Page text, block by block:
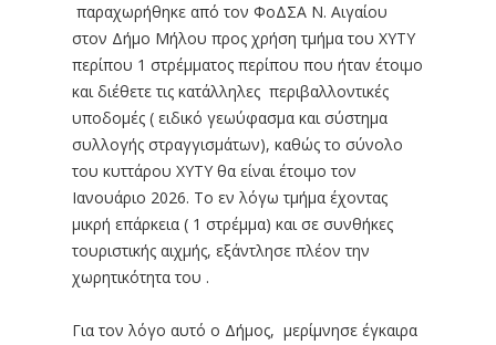
παραχωρήθηκε από τον ΦοΔΣΑ Ν. Αιγαίου
στον Δήμο Μήλου προς χρήση τμήμα του ΧΥΤΥ
περίπου 1 στρέμματος περίπου που ήταν έτοιμο
και διέθετε τις κατάλληλες περιβαλλοντικές
υποδομές ( ειδικό γεωύφασμα και σύστημα
συλλογής στραγγισμάτων), καθώς το σύνολο
του κυττάρου ΧΥΤΥ θα είναι έτοιμο τον
Ιανουάριο 2026. Το εν λόγω τμήμα έχοντας
μικρή επάρκεια ( 1 στρέμμα) και σε συνθήκες
τουριστικής αιχμής, εξάντλησε πλέον την
χωρητικότητα του .
Για τον λόγο αυτό ο Δήμος, μερίμνησε έγκαιρα